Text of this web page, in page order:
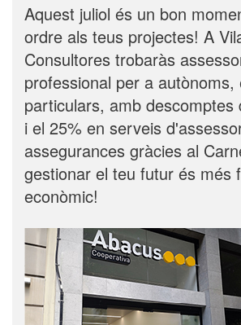
Aquest juliol és un bon
ordre als teus projectes! A
Consultores trobaràs
professional per a autònoms,
particulars, amb descomptes
i el 25% en serveis
assegurances gràcies al
gestionar el teu futur és més
econòmic!